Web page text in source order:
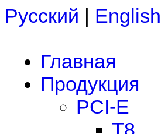
Русский | English
Главная
Продукция
PCI-E
T8